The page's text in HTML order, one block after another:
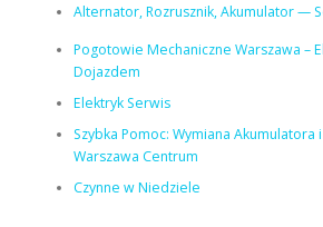
Alternator, Rozrusznik, Akumulator —
Pogotowie Mechaniczne Warszawa –
Dojazdem
Elektryk Serwis
Szybka Pomoc: Wymiana Akumulatora
Warszawa Centrum
Czynne w Niedziele